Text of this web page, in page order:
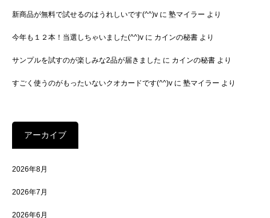
新商品が無料で試せるのはうれしいです(^^)v に 塾マイラー より
今年も１２本！当選しちゃいました(^^)v に カインの秘書 より
サンプルを試すのが楽しみな2品が届きました に カインの秘書 より
すごく使うのがもったいないクオカードです(^^)v に 塾マイラー より
アーカイブ
2026年8月
2026年7月
2026年6月